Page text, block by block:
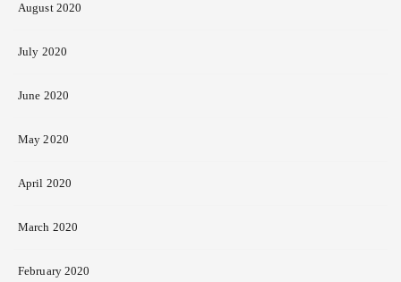
August 2020
July 2020
June 2020
May 2020
April 2020
March 2020
February 2020